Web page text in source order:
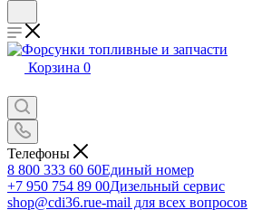
Корзина 0
Телефоны
8 800 333 60 60Единый номер
+7 950 754 89 00Дизельный сервис
shop@cdi36.rue-mail для всех вопросов